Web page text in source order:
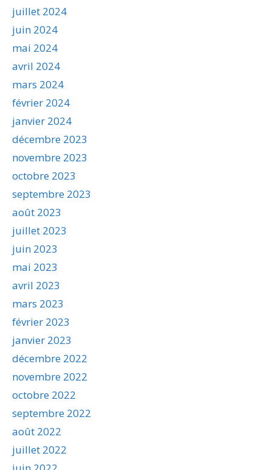
juillet 2024
juin 2024
mai 2024
avril 2024
mars 2024
février 2024
janvier 2024
décembre 2023
novembre 2023
octobre 2023
septembre 2023
août 2023
juillet 2023
juin 2023
mai 2023
avril 2023
mars 2023
février 2023
janvier 2023
décembre 2022
novembre 2022
octobre 2022
septembre 2022
août 2022
juillet 2022